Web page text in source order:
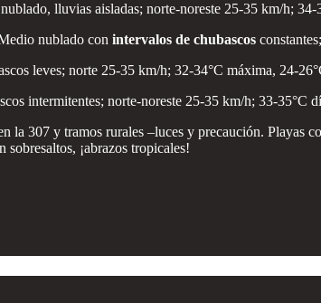
lluvias aisladas; norte-noreste 25-35 km/h;
nublado con intervalos de chubascos
leves; norte 25-35 km/h; 32-34°C máxima, 24-
intermitentes; norte-noreste 25-35 km/h; 33-35°C
la 307 y tramos rurales –luces y precaución. Playas
¡abrazos tropicales!